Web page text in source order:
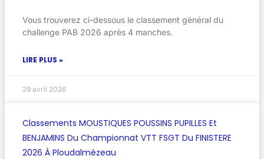
Vous trouverez ci-dessous le classement général du
challenge PAB 2026 après 4 manches.
LIRE PLUS »
29 avril 2026
Classements MOUSTIQUES POUSSINS PUPILLES Et
BENJAMINS Du Championnat VTT FSGT Du FINISTERE
2026 À Ploudalmézeau